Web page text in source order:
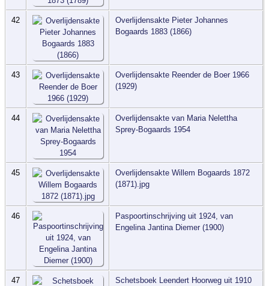
42
Overlijdensakte Pieter Johannes
Bogaards 1883 (1866)
43
Overlijdensakte Reender de Boer 1966
(1929)
44
Overlijdensakte van Maria Nelettha
Sprey-Bogaards 1954
45
Overlijdensakte Willem Bogaards 1872
(1871).jpg
46
Paspoortinschrijving uit 1924, van
Engelina Jantina Diemer (1900)
47
Schetsboek Leendert Hoorweg uit 1910